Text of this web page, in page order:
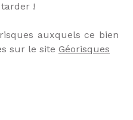
!
auxquels ce bien
sur le site Géorisques